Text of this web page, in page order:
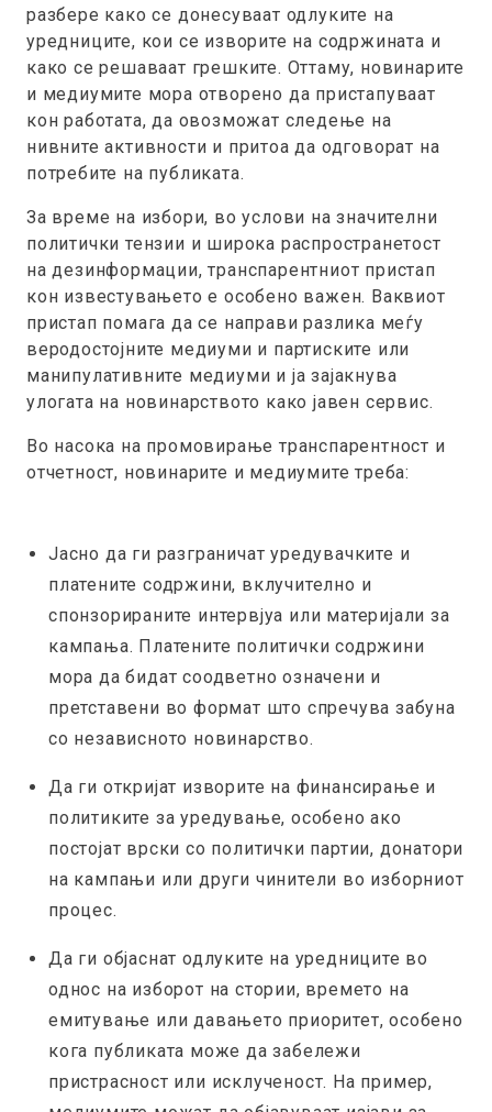
разбере како се донесуваат одлуките на
уредниците, кои се изворите на содржината и
како се решаваат грешките. Оттаму, новинарите
и медиумите мора отворено да пристапуваат
кон работата, да овозможат следење на
нивните активности и притоа да одговорат на
потребите на публиката.
За време на избори, во услови на значителни
политички тензии и широка распространетост
на дезинформации, транспарентниот пристап
кон известувањето е особено важен. Ваквиот
пристап помага да се направи разлика меѓу
веродостојните медиуми и партиските или
манипулативните медиуми и ја зајакнува
улогата на новинарството како јавен сервис.
Во насока на промовирање транспарентност и
отчетност, новинарите и медиумите треба:
Јасно да ги разграничат уредувачките и
платените содржини, вклучително и
спонзорираните интервјуа или материјали за
кампања. Платените политички содржини
мора да бидат соодветно означени и
претставени во формат што спречува забуна
со независното новинарство.
Да ги откријат изворите на финансирање и
политиките за уредување, особено ако
постојат врски со политички партии, донатори
на кампањи или други чинители во изборниот
процес.
Да ги објаснат одлуките на уредниците во
однос на изборот на стории, времето на
емитување или давањето приоритет, особено
кога публиката може да забележи
пристрасност или исклученост. На пример,